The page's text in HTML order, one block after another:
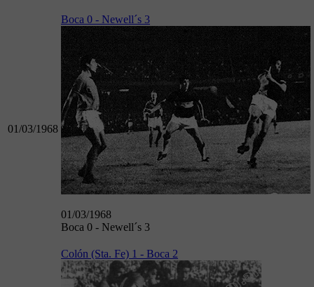
01/03/1968
Boca 0 - Newell´s 3
01/03/1968
Boca 0 - Newell´s 3
Colón (Sta. Fe) 1 - Boca 2